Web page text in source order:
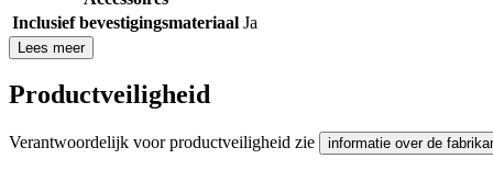
Inclusief bevestigingsmateriaal Ja
Lees meer
Productveiligheid
Verantwoordelijk voor productveiligheid zie informatie over de